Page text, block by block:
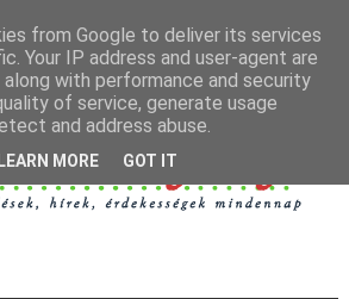
from Google to deliver its services
Your IP address and user-agent are
with performance and security
of service, generate usage
and address abuse.
LEARN MORE GOT IT